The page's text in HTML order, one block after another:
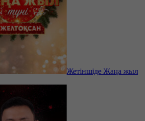
Жетіншіде Жаңа жыл